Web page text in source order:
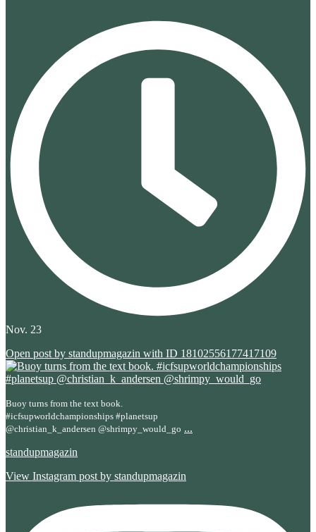
Nov. 23
Open post by standupmagazin with ID 18102556177417109
Buoy turns from the text book.
#icfsupworldchampionships #planetsup
@christian_k_andersen @shrimpy_would_go ...
standupmagazin
View Instagram post by standupmagazin